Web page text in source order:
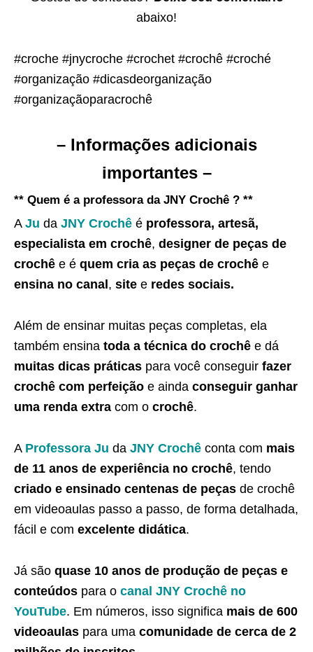
abaixo!
#croche #jnycroche #crochet #crochê #croché
#organização #dicasdeorganização
#organizaçãoparacrochê
– Informações adicionais
importantes –
** Quem é a professora da JNY Crochê ? **
A Ju da JNY Crochê é professora, artesã,
especialista em crochê, designer de peças de
crochê e é quem cria as peças de crochê e
ensina no canal, site e redes sociais.
Além de ensinar muitas peças completas, ela
também ensina toda a técnica do crochê e dá
muitas dicas práticas para você conseguir fazer
crochê com perfeição e ainda conseguir ganhar
uma renda extra com o crochê.
A Professora Ju da JNY Crochê conta com mais
de 11 anos de experiência no crochê, tendo
criado e ensinado centenas de peças de crochê
em videoaulas passo a passo, de forma detalhada,
fácil e com excelente didática.
Já são quase 10 anos de produção de peças e
conteúdos para o canal JNY Crochê no
YouTube. Em números, isso significa mais de 600
videoaulas para uma comunidade de cerca de 2